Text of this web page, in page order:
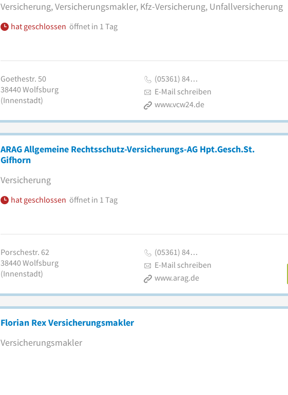
Versicherung, Versicherungsmakler, Kfz-Versicherung, Unfallversicherung
hat geschlossen öffnet in 1 Tag
Goethestr. 50
38440Wolfsburg
(Innenstadt)
(05361) 84…
E-Mail schreiben
www.vcw24.de
ARAG Allgemeine Rechtsschutz-Versicherungs-AG Hpt.Gesch.St.
Gifhorn
Versicherung
hat geschlossen öffnet in 1 Tag
Porschestr. 62
38440Wolfsburg
(Innenstadt)
(05361) 84…
E-Mail schreiben
www.arag.de
Florian Rex Versicherungsmakler
Versicherungsmakler